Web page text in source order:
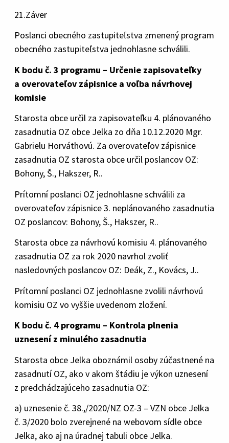
21.Záver
Poslanci obecného zastupiteľstva zmenený program
obecného zastupiteľstva jednohlasne schválili.
K bodu č. 3 programu – Určenie zapisovateľky
a overovateľov zápisnice a voľba návrhovej
komisie
Starosta obce určil za zapisovateľku 4. plánovaného
zasadnutia OZ obce Jelka zo dňa 10.12.2020 Mgr.
Gabrielu Horváthovú. Za overovateľov zápisnice
zasadnutia OZ starosta obce určil poslancov OZ:
Bohony, Š., Hakszer, R..
Prítomní poslanci OZ jednohlasne schválili za
overovateľov zápisnice 3. neplánovaného zasadnutia
OZ poslancov: Bohony, Š., Hakszer, R..
Starosta obce za návrhovú komisiu 4. plánovaného
zasadnutia OZ za rok 2020 navrhol zvoliť
nasledovných poslancov OZ: Deák, Z., Kovács, J..
Prítomní poslanci OZ jednohlasne zvolili návrhovú
komisiu OZ vo vyššie uvedenom zložení.
K bodu č. 4 programu – Kontrola plnenia
uznesení z minulého zasadnutia
Starosta obce Jelka oboznámil osoby zúčastnené na
zasadnutí OZ, ako v akom štádiu je výkon uznesení
z predchádzajúceho zasadnutia OZ:
a) uznesenie č. 38.,/2020/NZ OZ-3 – VZN obce Jelka
č. 3/2020 bolo zverejnené na webovom sídle obce
Jelka, ako aj na úradnej tabuli obce Jelka.